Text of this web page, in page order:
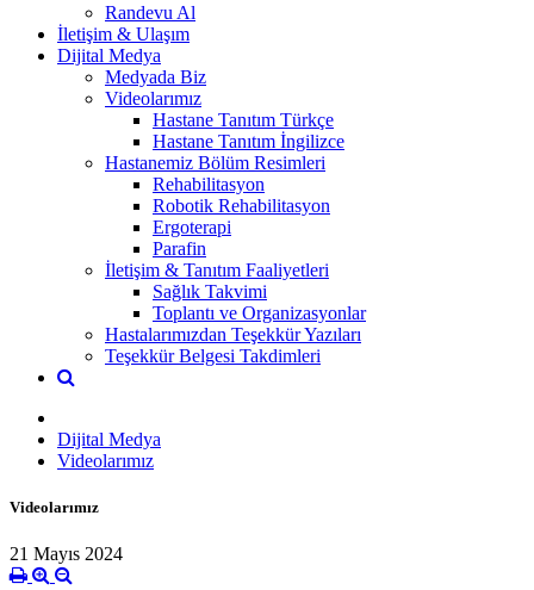
Randevu Al
İletişim & Ulaşım
Dijital Medya
Medyada Biz
Videolarımız
Hastane Tanıtım Türkçe
Hastane Tanıtım İngilizce
Hastanemiz Bölüm Resimleri
Rehabilitasyon
Robotik Rehabilitasyon
Ergoterapi
Parafin
İletişim & Tanıtım Faaliyetleri
Sağlık Takvimi
Toplantı ve Organizasyonlar
Hastalarımızdan Teşekkür Yazıları
Teşekkür Belgesi Takdimleri
Dijital Medya
Videolarımız
Videolarımız
21 Mayıs 2024